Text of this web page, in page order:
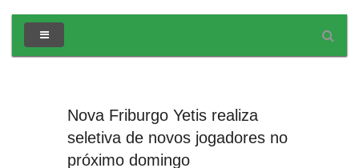
Nova Friburgo Yetis realiza
seletiva de novos jogadores no
próximo domingo